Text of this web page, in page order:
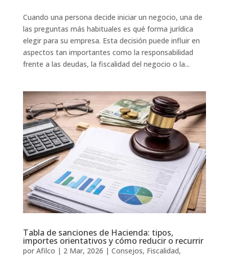
Cuando una persona decide iniciar un negocio, una de
las preguntas más habituales es qué forma jurídica
elegir para su empresa. Esta decisión puede influir en
aspectos tan importantes como la responsabilidad
frente a las deudas, la fiscalidad del negocio o la...
Tabla de sanciones de Hacienda: tipos,
importes orientativos y cómo reducir o recurrir
por Afilco | 2 Mar, 2026 | Consejos, Fiscalidad,